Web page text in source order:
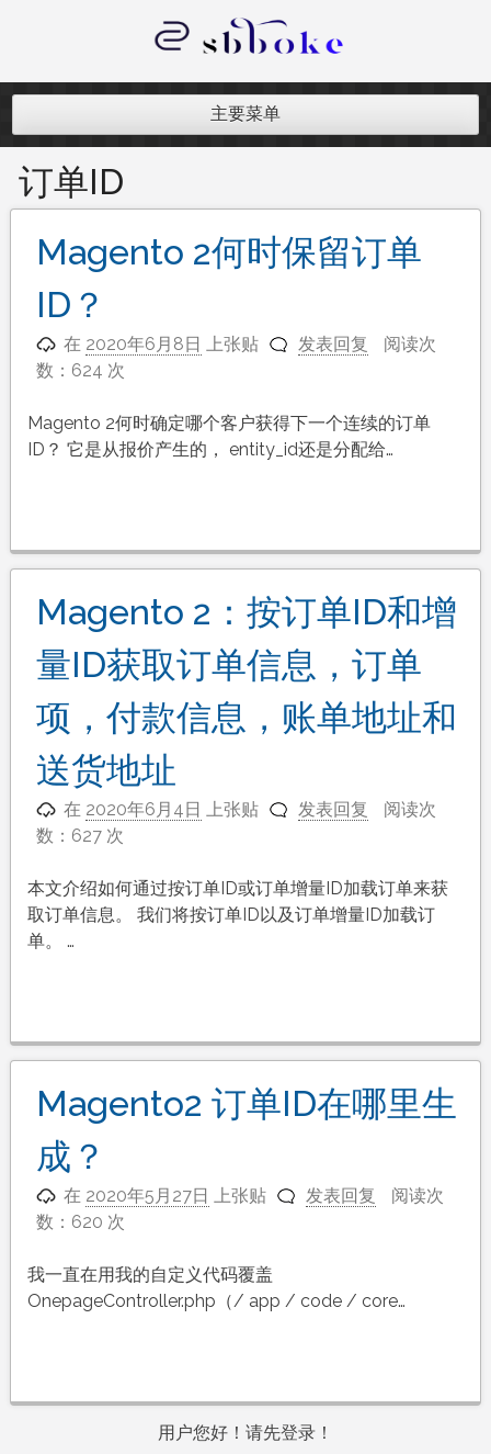
内
记录跨境电商独立站开发遇到的点点
主要菜单
订单ID
Magento 2何时保留订单
ID？
在 2020年6月8日 上张贴 发表回复
阅读次
数：624 次
Magento 2何时确定哪个客户获得下一个连续的订单
ID？ 它是从报价产生的， entity_id还是分配给…
Magento 2：按订单ID和增
量ID获取订单信息，订单
项，付款信息，账单地址和
送货地址
在 2020年6月4日 上张贴 发表回复
阅读次
数：627 次
本文介绍如何通过按订单ID或订单增量ID加载订单来获
取订单信息。 我们将按订单ID以及订单增量ID加载订
单。 …
Magento2 订单ID在哪里生
成？
在 2020年5月27日 上张贴 发表回复
阅读次
数：620 次
我一直在用我的自定义代码覆盖
OnepageController.php（/ app / code / core…
用户您好！请先登录！